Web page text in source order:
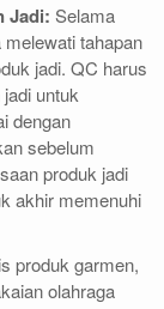
Jadi: Selama
tahapan
jadi. QC harus
untuk
dengan
sebelum
produk jadi
akhir memenuhi
produk garmen,
olahraga